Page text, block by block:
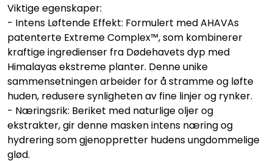
Viktige egenskaper:
- Intens Løftende Effekt: Formulert med AHAVAs
patenterte Extreme Complex™, som kombinerer
kraftige ingredienser fra Dødehavets dyp med
Himalayas ekstreme planter. Denne unike
sammensetningen arbeider for å stramme og løfte
huden, redusere synligheten av fine linjer og rynker.
- Næringsrik: Beriket med naturlige oljer og
ekstrakter, gir denne masken intens næring og
hydrering som gjenoppretter hudens ungdommelige
glød.